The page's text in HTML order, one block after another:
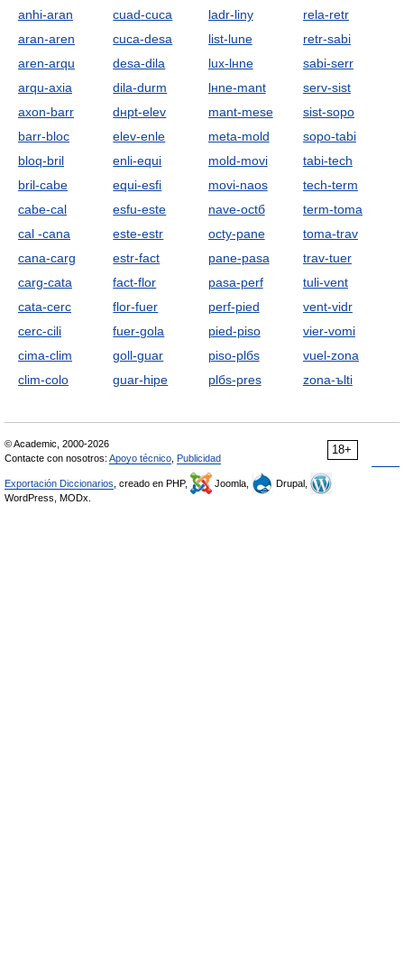
anhi-aran
aran-aren
aren-arqu
arqu-axia
axon-barr
barr-bloc
bloq-bril
bril-cabe
cabe-cal
cal -cana
cana-carg
carg-cata
cata-cerc
cerc-cili
cima-clim
clim-colo
cuad-cuсa
cuсa-desa
desa-dila
dila-durm
dнpt-elev
elev-enle
enli-equi
equi-esfi
esfu-este
este-estr
estr-fact
fact-flor
flor-fuer
fuer-gola
goll-guar
guar-hipe
ladr-linу
list-lune
lux-lнne
lнne-mant
mant-mese
meta-mold
mold-movi
movi-naos
nave-octб
octу-pane
pane-pasa
pasa-perf
perf-pied
pied-piso
piso-plбs
plбs-pres
rela-retr
retr-sabi
sabi-serr
serv-sist
sist-sopo
sopo-tabi
tabi-tech
tech-term
term-toma
toma-trav
trav-tuer
tuli-vent
vent-vidr
vier-vomi
vuel-zona
zona-ъlti
18+
© Academic, 2000-2026
Contacte con nosotros: Apoyo técnico Publicidad
Exportación Diccionarios , creado en PHP, Joomla,
Drupal,
WordPress, MODx.